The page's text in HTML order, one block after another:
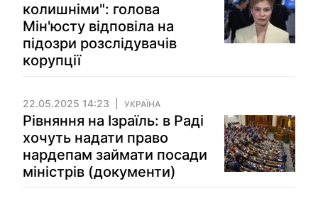
колишніми": голова
Мін'юсту відповіла на
підозри розслідувачів
корупції
22.05.2025 14:23 УКРАЇНА
Рівняння на Ізраїль: в Раді
хочуть надати право
нардепам займати посади
міністрів (документи)